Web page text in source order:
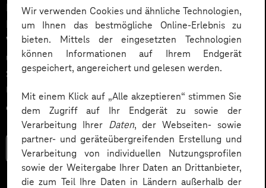
Wir verwenden Cookies und ähnliche Technologien,
um Ihnen das bestmögliche Online-Erlebnis zu
bieten. Mittels der eingesetzten Technologien
können Informationen auf Ihrem Endgerät
gespeichert, angereichert und gelesen werden.
Mit einem Klick auf „Alle akzeptieren“ stimmen Sie
dem Zugriff auf Ihr Endgerät zu sowie der
Verarbeitung Ihrer Daten, der Webseiten- sowie
partner- und geräteübergreifenden Erstellung und
Verarbeitung von individuellen Nutzungsprofilen
sowie der Weitergabe Ihrer Daten an Drittanbieter,
die zum Teil Ihre Daten in Ländern außerhalb der
Microsoft 365 Copilot ist für viele Unternehmen der
Einstieg in KI. Der nächste Schritt sind KI-Agenten, die
Wissen verfügbar machen, Prozesse automatisieren
und fundierte Entscheidungen unterstützen. Erfahren
Sie anhand konkreter Praxisbeispiele, wie
Unternehmen Microsoft KI-Agenten produktiv
einsetzen – und welchen Mehrwert sie dabei schaffen.
Mehr lesen